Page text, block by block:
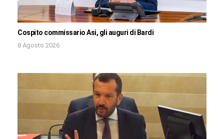
Cospito commissario Asi, gli auguri di Bardi
8 Agosto 2026